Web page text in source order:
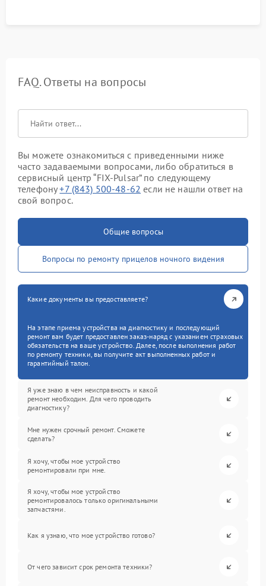
FAQ. Ответы на вопросы
Вы можете ознакомиться с приведенными ниже
часто задаваемыми вопросами, либо обратиться в
сервисный центр “FIX-Pulsar” по следующему
телефону+7 (843) 500-48-62 если не нашли ответ на
свой вопрос.
Общие вопросы
Вопросы по ремонту прицелов ночного видения
Какие документы вы предоставляете?
На этапе приема устройства на диагностику и последующий
ремонт вам будет предоставлен заказ-наряд с указанием страховых
обязательств на ваше устройство. Далее, после выполнения работ
по ремонту техники, вы получите акт выполненных работ и
гарантийный талон.
Я уже знаю в чем неисправность и какой
ремонт необходим. Для чего проводить
диагностику?
Мне нужен срочный ремонт. Сможете
сделать?
Я хочу, чтобы мое устройство
ремонтировали при мне.
Я хочу, чтобы мое устройство
ремонтировалось только оригинальными
запчастями.
Как я узнаю, что мое устройство готово?
От чего зависит срок ремонта техники?